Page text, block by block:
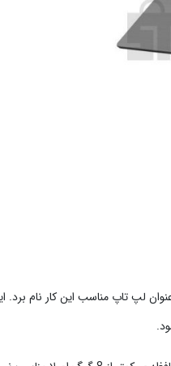
لپ تاپ مناسب این کار نام برد.